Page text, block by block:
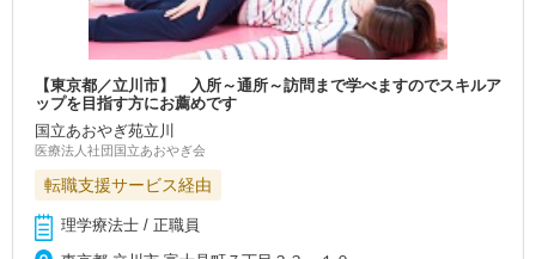
【東京都／立川市】 入所～通所～訪問まで学べますのでスキルア
ップを目指す方にお薦めです
国立あおやぎ苑立川
医療法人社団国立あおやぎ会
転職支援サービス経由
理学療法士 / 正職員